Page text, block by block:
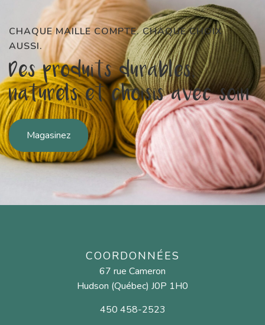
CHAQUE MAILLE COMPTE. CHAQUE CHOIX
AUSSI.
Des produits durables,
naturels et choisis avec soin
Magasinez
COORDONNÉES
67 rue Cameron
Hudson (Québec) J0P 1H0
450 458-2523